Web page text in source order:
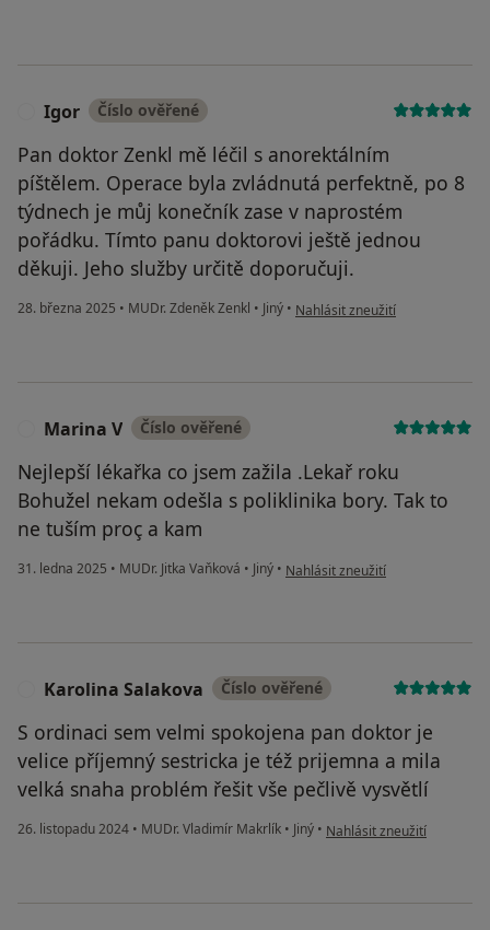
Igor Číslo ověřené
Pan doktor Zenkl mě léčil s anorektálním
píštělem. Operace byla zvládnutá perfektně, po 8
týdnech je můj konečník zase v naprostém
pořádku. Tímto panu doktorovi ještě jednou
děkuji. Jeho služby určitě doporučuji.
28. března 2025 • MUDr. Zdeněk Zenkl • Jiný • podle názoru uživatele Igor
Nahlásit zneužití
Marina V Číslo ověřené
Nejlepší lékařka co jsem zažila .Lekař roku
Bohužel nekam odešla s poliklinika bory. Tak to
ne tuším proç a kam
31. ledna 2025 • MUDr. Jitka Vaňková • Jiný • podle názoru uživatele Marina V
Nahlásit zneužití
Karolina Salakova Číslo ověřené
S ordinaci sem velmi spokojena pan doktor je
velice příjemný sestricka je též prijemna a mila
velká snaha problém řešit vše pečlivě vysvětlí
26. listopadu 2024 • MUDr. Vladimír Makrlík • Jiný • podle názoru uživatele
Nahlásit zneužití